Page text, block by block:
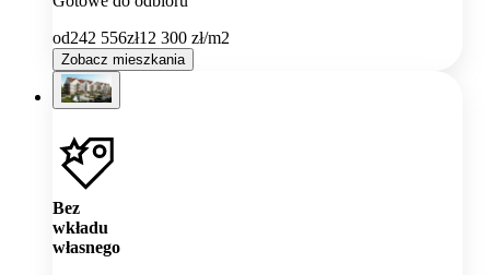
od242 556zł12 300 zł/m2
Zobacz mieszkania
Bez
wkładu
własnego